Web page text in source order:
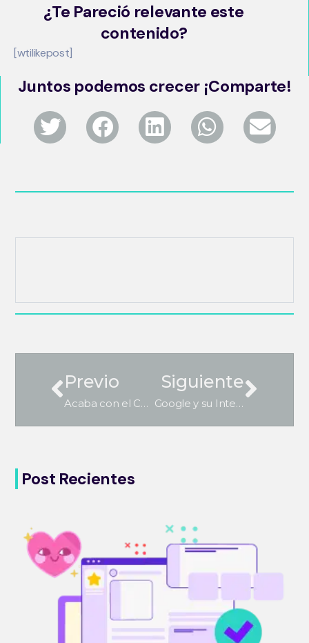
¿Te Pareció relevante este
contenido?
[wtilikepost]
Juntos podemos crecer ¡Comparte!
Previo
Acaba con el Contenido Duplicado de tu Web
Siguiente
Google y su Inteligencia Artificial: La Nueva Forma de Buscar
Post Recientes